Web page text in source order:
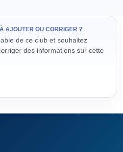
AJOUTER OU CORRIGER ?
de ce club et souhaitez
des informations sur cette